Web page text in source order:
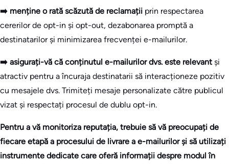
➡️ menține o rată scăzută de reclamații prin respectarea
cererilor de opt-in și opt-out, dezabonarea promptă a
destinatarilor și minimizarea frecvenței e-mailurilor.
➡️ asigurați-vă că conținutul e-mailurilor dvs. este relevant și
atractiv pentru a încuraja destinatarii să interacționeze pozitiv
cu mesajele dvs. Trimiteți mesaje personalizate către publicul
vizat și respectați procesul de dublu opt-in.
Pentru a vă monitoriza reputația, trebuie să vă preocupați de
fiecare etapă a procesului de livrare a e-mailurilor și să utilizați
instrumente dedicate care oferă informații despre modul în